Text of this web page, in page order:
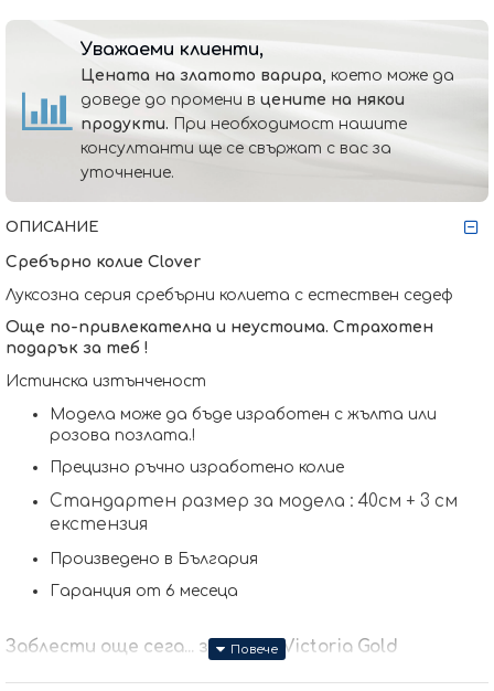
Уважаеми клиенти,
Цената на златото варира, което може да
доведе до промени в цените на някои
продукти. При необходимост нашите
консултанти ще се свържат с вас за
уточнение.
ОПИСАНИЕ
Сребърно колие Clover
Луксозна серия сребърни колиета с естествен седеф
Още по-привлекателна и неустоима. Страхотен
подарък за теб !
Истинска изтънченост
Модела може да бъде изработен с жълта или
розова позлата.!
Прецизно ръчно изработено колие
Стандартен размер за модела : 40см + 3 см
екстензия
Произведено в България
Гаранция от 6 месеца
Заблести още сега... заедно с Victoria Gold